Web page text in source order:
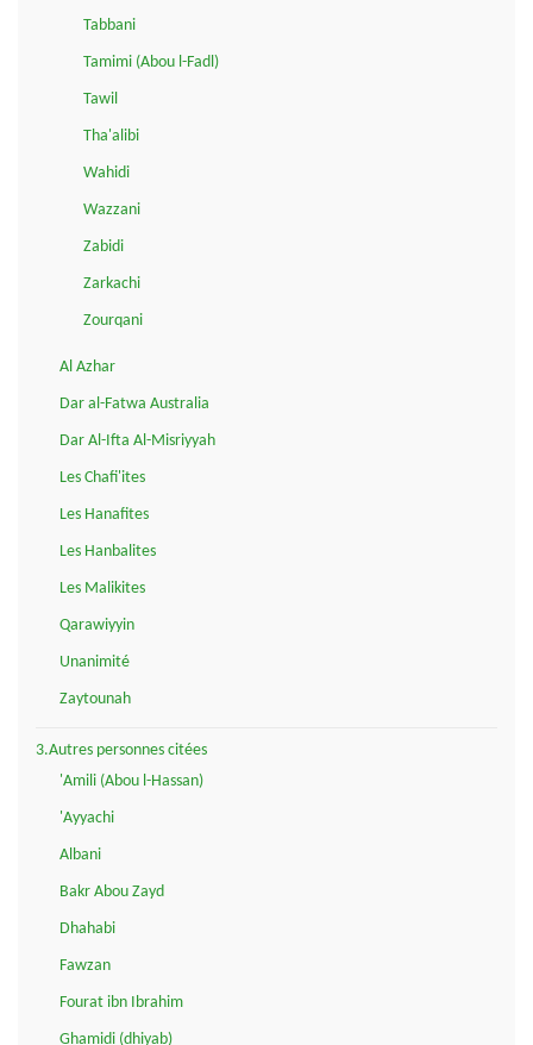
Tabbani
Tamimi (Abou l-Fadl)
Tawil
Tha'alibi
Wahidi
Wazzani
Zabidi
Zarkachi
Zourqani
Al Azhar
Dar al-Fatwa Australia
Dar Al-Ifta Al-Misriyyah
Les Chafi'ites
Les Hanafites
Les Hanbalites
Les Malikites
Qarawiyyin
Unanimité
Zaytounah
3.Autres personnes citées
'Amili (Abou l-Hassan)
'Ayyachi
Albani
Bakr Abou Zayd
Dhahabi
Fawzan
Fourat ibn Ibrahim
Ghamidi (dhiyab)